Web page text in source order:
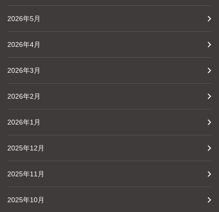
2026年5月
2026年4月
2026年3月
2026年2月
2026年1月
2025年12月
2025年11月
2025年10月